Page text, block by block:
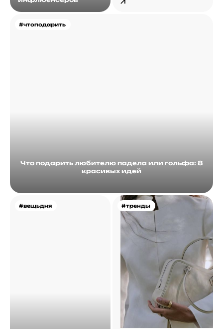
#чтоподарить
Что подарить любителю падела или гольфа: 8
красивых идей
#вещьдня #тренды